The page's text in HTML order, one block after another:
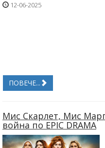
12-06-2025
ПОВЕЧЕ...
Мис Скарлет, Мис
война по EPIC DRAMA